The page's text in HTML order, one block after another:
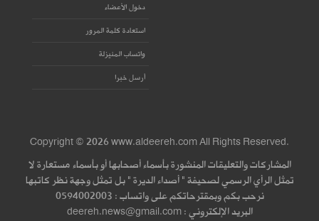
دخول الأعضاء
استعادة كلمة المرور
واتساب المنيزلة
أرسل خبرا
Copyright © 2026 www.aldeereh.com All Rights Reserved.
المشاركات والتعليقات المنشورة بأسماء أصحابها أو بأسماء مستعارة لا
تمثل الرأي الرسمي لصحيفة " أصداء الديرة " بل تمثل وجهة نظر كاتبها
نرحب بكم وبمقترحاتكم على واتساب : 0594002003
البريد الإلكتروني : deereh.news@gmail.com